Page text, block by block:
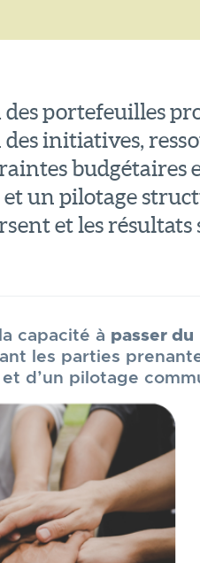
portefeuilles
initiatives,
budgétaires
un pilotage
et les résultats
capacité à passer du
les parties
d’un pilotage